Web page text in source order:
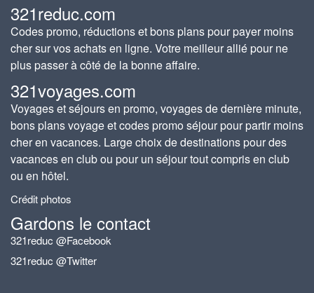
321reduc.com
Codes promo, réductions et bons plans pour payer moins
cher sur vos achats en ligne. Votre meilleur allié pour ne
plus passer à côté de la bonne affaire.
321voyages.com
Voyages et séjours en promo, voyages de dernière minute,
bons plans voyage et codes promo séjour pour partir moins
cher en vacances. Large choix de destinations pour des
vacances en club ou pour un séjour tout compris en club
ou en hôtel.
Crédit photos
Gardons le contact
321reduc @Facebook
321reduc @Twitter